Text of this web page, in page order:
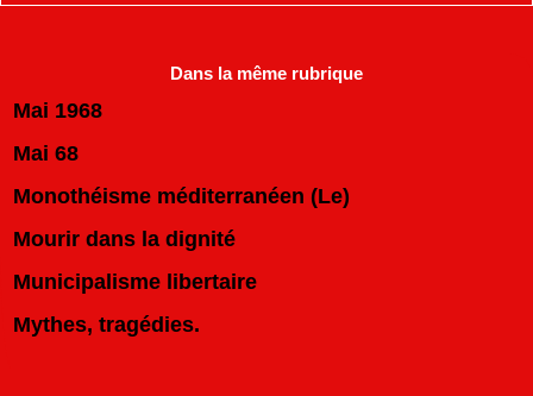
Dans la même rubrique
Mai 1968
Mai 68
Monothéisme méditerranéen (Le)
Mourir dans la dignité
Municipalisme libertaire
Mythes, tragédies.